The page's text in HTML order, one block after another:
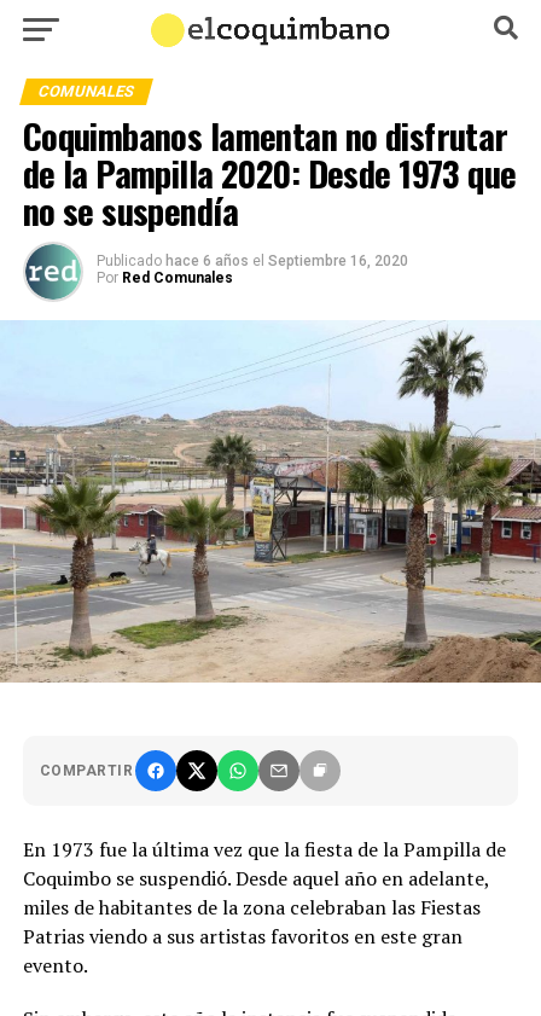
COMUNALES
Coquimbanos lamentan no disfrutar
de la Pampilla 2020: Desde 1973 que
no se suspendía
Publicado hace 6 años el Septiembre 16, 2020
Por Red Comunales
COMPARTIR
En 1973 fue la última vez que la fiesta de la Pampilla de
Coquimbo se suspendió. Desde aquel año en adelante,
miles de habitantes de la zona celebraban las Fiestas
Patrias viendo a sus artistas favoritos en este gran
evento.